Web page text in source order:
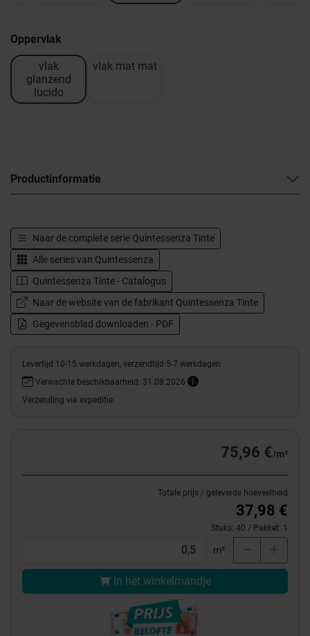
Oppervlak
vlak
glanzend
lucido
vlak mat mat
Productinformatie
Naar de complete serie Quintessenza Tinte
Alle series van Quintessenza
Quintessenza Tinte - Catalogus
Naar de website van de fabrikant Quintessenza Tinte
Gegevensblad downloaden - PDF
Levertijd 10-15 werkdagen, verzendtijd 5-7 werkdagen
Verwachte beschikbaarheid: 31.08.2026
Verzending via expeditie
75,96 €/m²
Totale prijs / geleverde hoeveelheid
37,98 €
Stuks: 40 / Pakket: 1
m²
In het winkelmandje